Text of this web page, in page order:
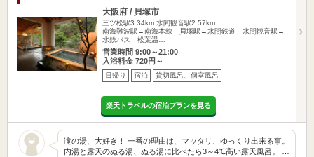
大阪府 / 貝塚市
三ツ松駅3.34km 水間観音駅2.57km
南海難波駅→南海本線 貝塚駅→水間鉄道 水間観音駅→
水鉄バス 松葉温…
営業時間 9:00～21:00
入浴料金 720円～
日帰り 宿泊 貸切風呂、個室風呂
楽天トラベルの宿泊プランを見る
滝の湯、大好き！ 一番の理由は、マッタリ、ゆっくり出来る事。
内湯と露天のぬる湯、ぬる湯に比べたら3～4℃高い露天風呂。 …